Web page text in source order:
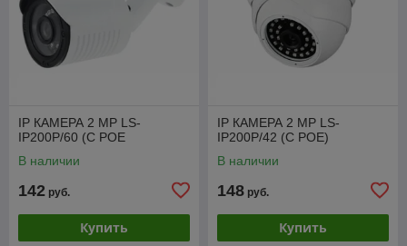
IP КАМЕРА 2 МР LS-
IP200P/60 (C POE
В наличии
142 руб.
Купить
IP КАМЕРА 2 МР LS-
IP200P/42 (C POE)
В наличии
148 руб.
Купить